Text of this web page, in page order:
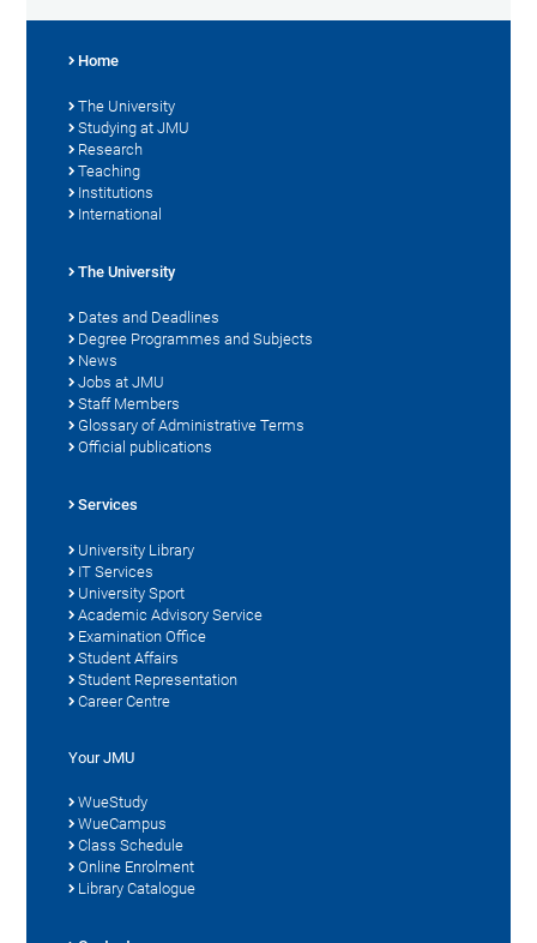
Home
The University
Studying at JMU
Research
Teaching
Institutions
International
The University
Dates and Deadlines
Degree Programmes and Subjects
News
Jobs at JMU
Staff Members
Glossary of Administrative Terms
Official publications
Services
University Library
IT Services
University Sport
Academic Advisory Service
Examination Office
Student Affairs
Student Representation
Career Centre
Your JMU
WueStudy
WueCampus
Class Schedule
Online Enrolment
Library Catalogue